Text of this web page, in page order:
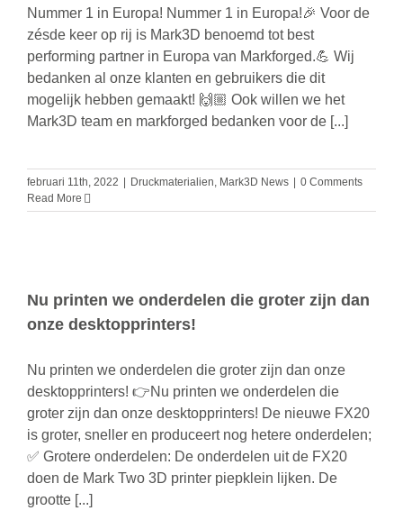
Nummer 1 in Europa! Nummer 1 in Europa!🎉 Voor de
zésde keer op rij is Mark3D benoemd tot best
performing partner in Europa van Markforged.💪 Wij
bedanken al onze klanten en gebruikers die dit
mogelijk hebben gemaakt! 🙌🏼 Ook willen we het
Mark3D team en markforged bedanken voor de [...]
februari 11th, 2022 Druckmaterialien, Mark3D News
0 Comments
Read More
Nu printen we onderdelen die groter zijn dan
onze desktopprinters!
Nu printen we onderdelen die groter zijn dan onze
desktopprinters! 👉Nu printen we onderdelen die
groter zijn dan onze desktopprinters! De nieuwe FX20
is groter, sneller en produceert nog hetere onderdelen;
✅ Grotere onderdelen: De onderdelen uit de FX20
doen de Mark Two 3D printer piepklein lijken. De
grootte [...]